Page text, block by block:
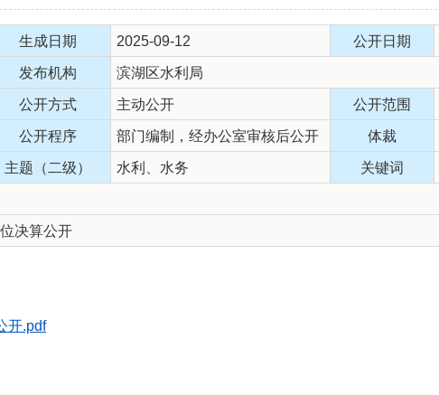
生成日期 2025-09-12 公开日期
发布机构 滨湖区水利局
公开方式 主动公开 公开范围
公开程序 部门编制，经办公室审核后公开 体裁
主题（二级） 水利、水务 关键词
决算公开
开.pdf